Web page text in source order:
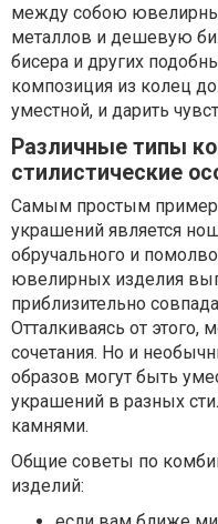
между собою
металлов и дешевую
бисера и других
композиция из колец
уместной, и дарить
Различные типы
стилистические
Самым простым
украшений является
обручального и
ювелирных изделия
приблизительно
Отталкиваясь от этого,
сочетания. Но и
образов могут быть
украшений в разных
камнями.
Общие советы по
изделий: